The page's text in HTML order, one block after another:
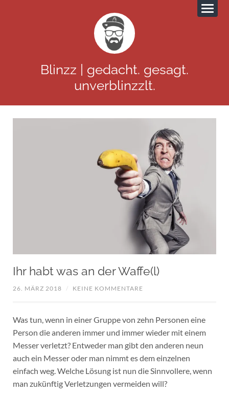
Blinzz | gedacht. gesagt.
unverblinzzlt.
Ihr habt was an der Waffe(l)
26. MÄRZ 2018 / KEINE KOMMENTARE
Was tun, wenn in einer Gruppe von zehn Personen eine
Person die anderen immer und immer wieder mit einem
Messer verletzt? Entweder man gibt den anderen neun
auch ein Messer oder man nimmt es dem einzelnen
einfach weg. Welche Lösung ist nun die Sinnvollere, wenn
man zukünftig Verletzungen vermeiden will?